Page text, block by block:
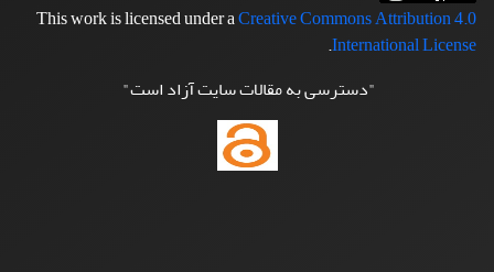
This work is licensed under aCreative Commons Attribution 4.0
International License
.
"دسترسی به مقالات سایت آزاد است"